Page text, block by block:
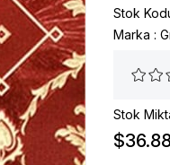
Stok
Marka :
Stok